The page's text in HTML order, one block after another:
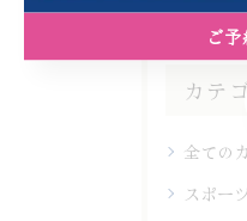
カテ
全ての
スポーツ
ご
ご